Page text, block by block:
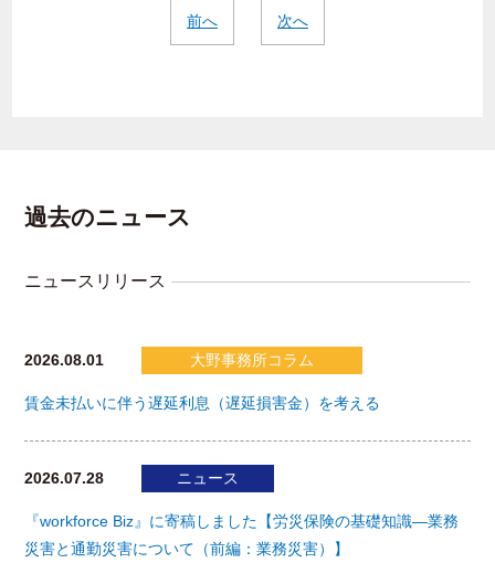
前へ 次へ
過去のニュース
ニュースリリース
2026.08.01 大野事務所コラム
賃金未払いに伴う遅延利息（遅延損害金）を考える
2026.07.28 ニュース
『workforce Biz』に寄稿しました【労災保険の基礎知識―業務
災害と通勤災害について（前編：業務災害）】